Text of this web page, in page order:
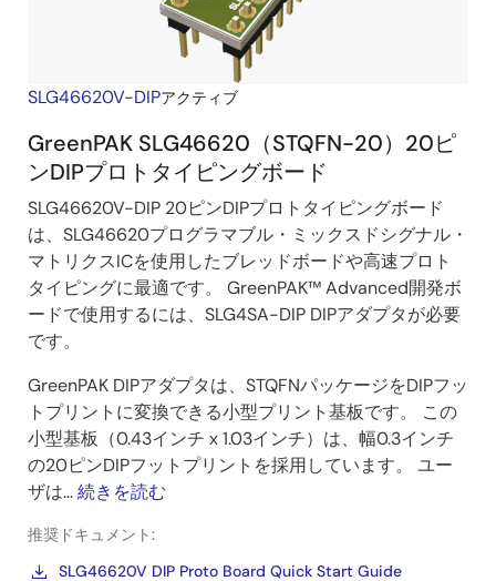
SLG46620V-DIPアクティブ
GreenPAK SLG46620（STQFN-20）20ピ
ンDIPプロトタイピングボード
SLG46620V-DIP 20ピンDIPプロトタイピングボード
は、SLG46620プログラマブル・ミックスドシグナル・
マトリクスICを使用したブレッドボードや高速プロト
タイピングに最適です。 GreenPAK™ Advanced開発ボ
ードで使用するには、SLG4SA-DIP DIPアダプタが必要
です。
GreenPAK DIPアダプタは、STQFNパッケージをDIPフッ
トプリントに変換できる小型プリント基板です。 この
小型基板（0.43インチ x 1.03インチ）は、幅0.3インチ
の20ピンDIPフットプリントを採用しています。 ユー
ザは...続きを読む
推奨ドキュメント:
SLG46620V DIP Proto Board Quick Start Guide